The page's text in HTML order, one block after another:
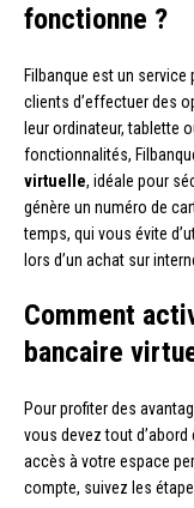
fonctionne ?
Filbanque est un service
clients d’effectuer des
leur ordinateur, tablette
fonctionnalités,
virtuelle, idéale pour
génère un numéro de
temps, qui vous évite
lors d’un achat sur
Comment
bancaire
Pour profiter des
vous devez tout d’abord
accès à votre espace
compte, suivez les